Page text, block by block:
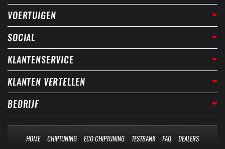
VOERTUIGEN
SOCIAL
KLANTENSERVICE
KLANTEN VERTELLEN
BEDRIJF
HOME CHIPTUNING ECO CHIPTUNING TESTBANK FAQ DEALERS